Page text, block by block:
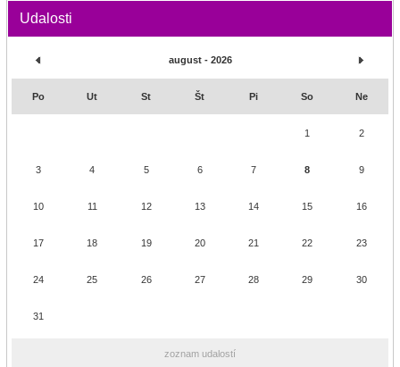
Udalosti
august - 2026
Po Ut St Št Pi So Ne
1 2
3 4 5 6 7 8 9
10 11 12 13 14 15 16
17 18 19 20 21 22 23
24 25 26 27 28 29 30
31
zoznam udalostí